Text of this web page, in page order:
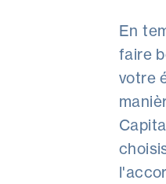
En
faire
votre